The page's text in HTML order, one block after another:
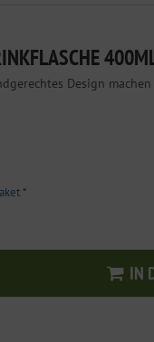
Design
*
IN